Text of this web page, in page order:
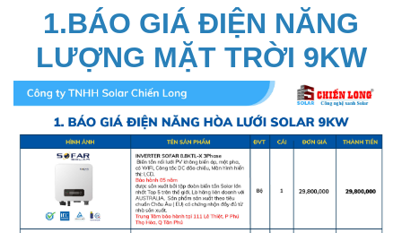
1.BÁO GIÁ ĐIỆN NĂNG
LƯỢNG MẶT TRỜI 9KW